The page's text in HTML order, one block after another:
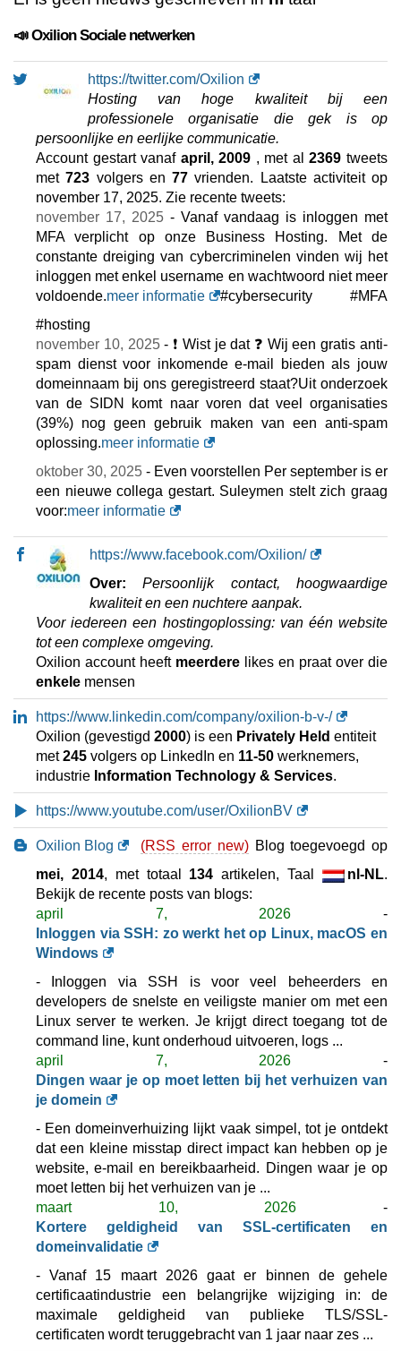
📣 Oxilion Sociale netwerken
https://twitter.com/Oxilion
Hosting van hoge kwaliteit bij een
professionele organisatie die gek is op
persoonlijke en eerlijke communicatie.
Account gestart vanaf april, 2009 , met al2369 tweets
met723 volgers en 77 vrienden. Laatste activiteit op
november 17, 2025. Zie recente tweets:
november 17, 2025 - Vanaf vandaag is inloggen met
MFA verplicht op onze Business Hosting. Met de
constante dreiging van cybercriminelen vinden wij het
inloggen met enkel username en wachtwoord niet meer
voldoende.meer informatie
#cybersecurity #MFA
#hosting
november 10, 2025- ❗ Wist je dat ❓ Wij een gratis anti-
spam dienst voor inkomende e-mail bieden als jouw
domeinnaam bij ons geregistreerd staat?Uit onderzoek
van de SIDN komt naar voren dat veel organisaties
(39%) nog geen gebruik maken van een anti-spam
oplossing.meer informatie
oktober 30, 2025 - Even voorstellen Per september is er
een nieuwe collega gestart. Suleymen stelt zich graag
voor:meer informatie
https://www.facebook.com/Oxilion/
Over:Persoonlijk contact, hoogwaardige
kwaliteit en een nuchtere aanpak.
Voor iedereen een hostingoplossing: van één website
tot een complexe omgeving.
Oxilion account heeft meerdere likes en praat over die
enkele mensen
https://www.linkedin.com/company/oxilion-b-v-/
Oxilion (gevestigd 2000) is een Privately Held entiteit
met245 volgers op LinkedIn en 11-50 werknemers,
industrie Information Technology & Services.
https://www.youtube.com/user/OxilionBV
Oxilion Blog (RSS error new)Blog toegevoegd op
mei, 2014, met totaal 134 artikelen, Taal nl-NL.
Bekijk de recente posts van blogs:
april 7, 2026 -
Inloggen via SSH: zo werkt het op Linux, macOS en
Windows
- Inloggen via SSH is voor veel beheerders en
developers de snelste en veiligste manier om met een
Linux server te werken. Je krijgt direct toegang tot de
command line, kunt onderhoud uitvoeren, logs ...
april 7, 2026 -
Dingen waar je op moet letten bij het verhuizen van
je domein
- Een domeinverhuizing lijkt vaak simpel, tot je ontdekt
dat een kleine misstap direct impact kan hebben op je
website, e-mail en bereikbaarheid. Dingen waar je op
moet letten bij het verhuizen van je ...
maart 10, 2026 -
Kortere geldigheid van SSL-certificaten en
domeinvalidatie
- Vanaf 15 maart 2026 gaat er binnen de gehele
certificaatindustrie een belangrijke wijziging in: de
maximale geldigheid van publieke TLS/SSL-
certificaten wordt teruggebracht van 1 jaar naar zes ...